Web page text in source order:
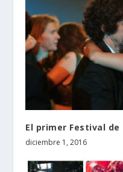
El primer Festival
diciembre 1, 2016